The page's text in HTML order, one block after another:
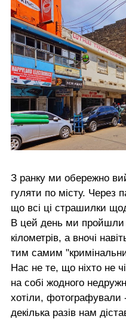
З ранку ми обережно
гуляти по місту. Через
що всі ці страшилки
В цей день ми пройшли
кілометрів, а вночі
тим самим
Нас не те, що ніхто не
на собі жодного
хотіли,
декілька разів нам